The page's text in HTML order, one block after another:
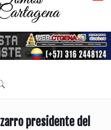
presidente del